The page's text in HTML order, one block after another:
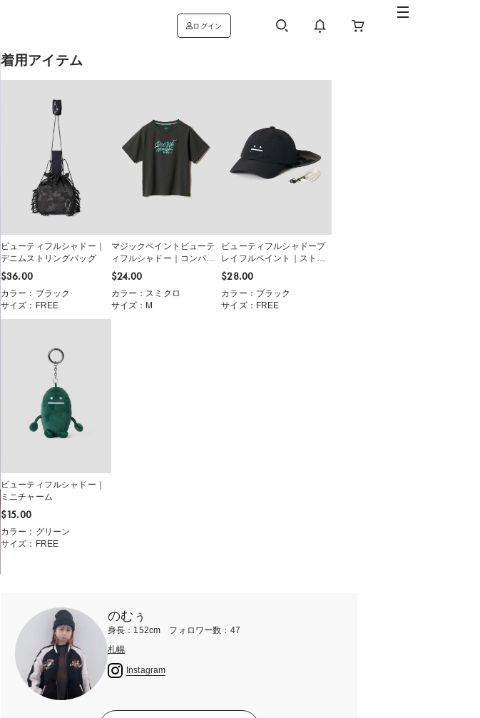
ログイン
着用アイテム
ビューティフルシャドー｜
デニムストリングバッグ
$‌36.00
カラー：ブラック
サイズ：FREE
マジックペイントビューテ
ィフルシャドー｜コンパク
トTシャツ
$‌24.00
カラー：スミクロ
サイズ：M
ビューティフルシャドープ
レイフルペイント｜ストラ
ップキャップ
$‌28.00
カラー：ブラック
サイズ：FREE
ビューティフルシャドー｜
ミニチャーム
$‌15.00
カラー：グリーン
サイズ：FREE
のむぅ
身長：152cm フォロワー数：47
札幌
Instagram